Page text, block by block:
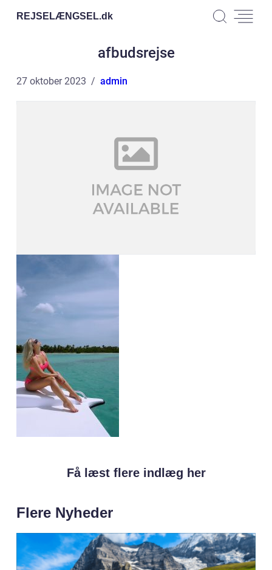
REJSELÆNGSEL.dk
afbudsrejse
27 oktober 2023 admin
Få læst flere indlæg her
Flere Nyheder